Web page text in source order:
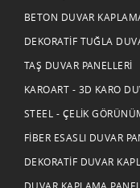
BETON DUVAR
DEKORATIF TUĞLA
TAŞ DUVAR PANELLERI
KAROART - 3D KARO
STEEL - ÇELIK
FIBER ESASLI DUVAR
DEKORATIF DUVAR
DUVAR KAPLAMA